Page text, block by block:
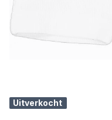
Uitverkocht